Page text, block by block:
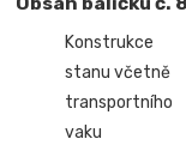
Konstrukce
stanu včetně
transportního
vaku